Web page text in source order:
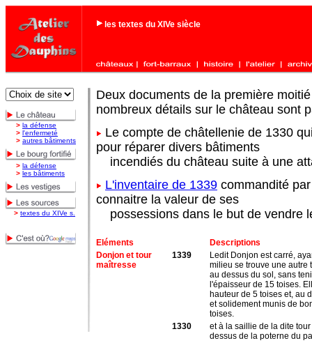
les textes du XIVe siècle
> la défense
> l'enfermeté
> autres bâtiments
> la défense
> les bâtiments
> textes du XIVe s.
Deux documents de la première
nombreux détails sur le château sont
Le compte de châtellenie de 1330
pour réparer divers bâtiments
incendiés du château suite à une
L'inventaire de 1339 commandité
connaitre la valeur de ses
possessions dans le but de vendre
Eléments
Descriptions
Donjon et tour
maîtresse
1339
Ledit Donjon est carré,
milieu se trouve une autre
au dessus du sol, sans
l'épaisseur de 15 toises.
hauteur de 5 toises et, au
et solidement munis de
toises.
1330
et à la saillie de la dite
dessus de la poterne du